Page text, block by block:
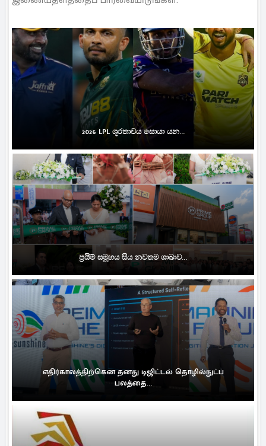
2026 LPL ශූරතාවය සොයා යන...
ප්‍රයිම් සමූහය සිය නවතම ශාඛාව...
எதிர்காலத்திற்கென தனது டிஜிட்டல் தொழில்நுட்ப
பலத்தை...